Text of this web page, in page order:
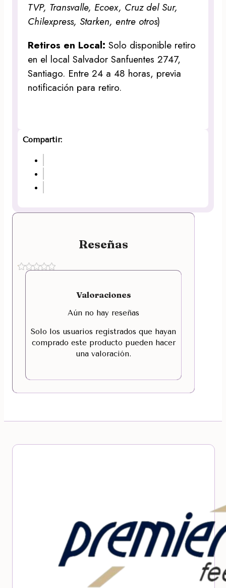
TVP, Transvalle, Ecoex, Cruz del Sur,
Chilexpress, Starken, entre otros)
Retiros en Local:Solo disponible retiro
en el local Salvador Sanfuentes 2747,
Santiago. Entre 24 a 48 horas, previa
notificación para retiro.
Compartir:
Reseñas
Valoraciones
Aún no hay reseñas
Solo los usuarios registrados que hayan
comprado este producto pueden hacer
una valoración.